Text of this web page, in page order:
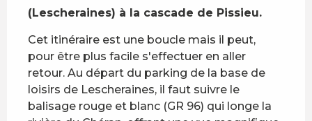
(Lescheraines) à la cascade de Pissieu.
Cet itinéraire est une boucle mais il peut,
pour être plus facile s'effectuer en aller
retour. Au départ du parking de la base de
loisirs de Lescheraines, il faut suivre le
balisage rouge et blanc (GR 96) qui longe la